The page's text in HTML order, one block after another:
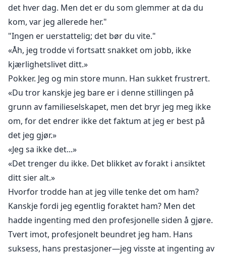
det hver dag. Men det er du som glemmer at da du
kom, var jeg allerede her."
"Ingen er uerstattelig; det bør du vite."
«Åh, jeg trodde vi fortsatt snakket om jobb, ikke
kjærlighetslivet ditt.»
Pokker. Jeg og min store munn. Han sukket frustrert.
«Du tror kanskje jeg bare er i denne stillingen på
grunn av familieselskapet, men det bryr jeg meg ikke
om, for det endrer ikke det faktum at jeg er best på
det jeg gjør.»
«Jeg sa ikke det...»
«Det trenger du ikke. Det blikket av forakt i ansiktet
ditt sier alt.»
Hvorfor trodde han at jeg ville tenke det om ham?
Kanskje fordi jeg egentlig foraktet ham? Men det
hadde ingenting med den profesjonelle siden å gjøre.
Tvert imot, profesjonelt beundret jeg ham. Hans
suksess, hans prestasjoner—jeg visste at ingenting av